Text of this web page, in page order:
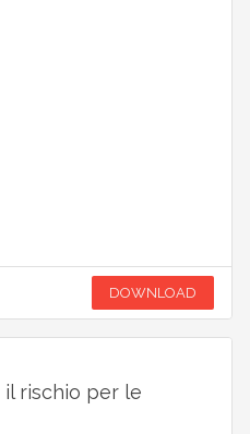
DOWNLOAD
rischio per le